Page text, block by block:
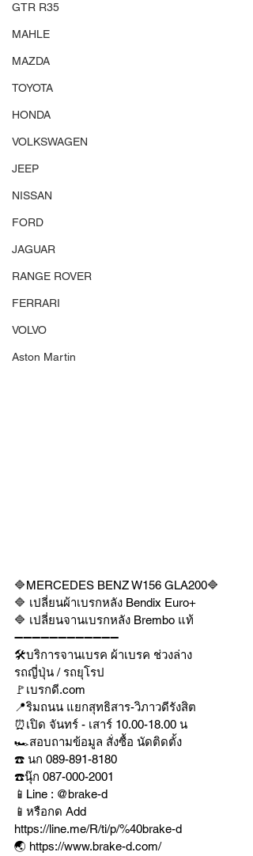
GTR R35
MAHLE
MAZDA
TOYOTA
HONDA
VOLKSWAGEN
JEEP
NISSAN
FORD
JAGUAR
RANGE ROVER
FERRARI
VOLVO
Aston Martin
🔷MERCEDES BENZ W156 GLA200🔷
🔷 เปลี่ยนผ้าเบรกหลัง Bendix Euro+
🔷 เปลี่ยนจานเบรกหลัง Brembo แท้
➖➖➖➖➖➖➖➖➖➖➖➖
🛠บริการจานเบรค ผ้าเบรค ช่วงล่าง
รถญี่ปุ่น / รถยุโรป
🚩เบรกดี.com
📍ริมถนน แยกสุทธิสาร-วิภาวดีรังสิต
⏰เปิด จันทร์ - เสาร์ 10.00-18.00 น
🏎สอบถามข้อมูล สั่งซื้อ นัดติดตั้ง
☎️ นก 089-891-8180
☎️นุ๊ก 087-000-2001
📱Line : @brake-d
📱หรือกด Add
https://line.me/R/ti/p/%40brake-d
🌏 https://www.brake-d.com/